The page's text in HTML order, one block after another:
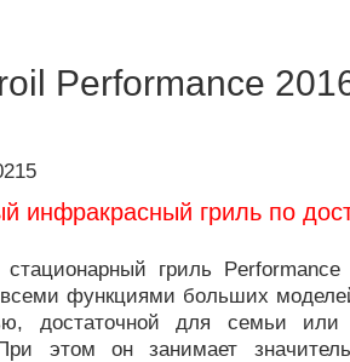
Performance
инфракрасный гриль по
стационарный гриль Performance
всеми функциями больших
достаточной для семьи или
этом он занимает